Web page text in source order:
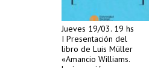
Jueves 19/03. 19 hs
I Presentación del
libro de Luis Müller
«Amancio Williams.